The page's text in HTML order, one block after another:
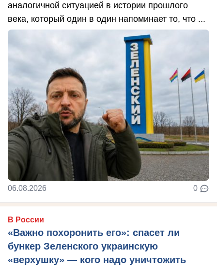
аналогичной ситуацией в истории прошлого
века, который один в один напоминает то, что ...
06.08.2026 0
В России
«Важно похоронить его»: спасет ли
бункер Зеленского украинскую
«верхушку» — кого надо уничтожить